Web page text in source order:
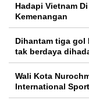
Hadapi Vietnam
Kemenangan
Dihantam tiga
tak berdaya
Wali Kota
International